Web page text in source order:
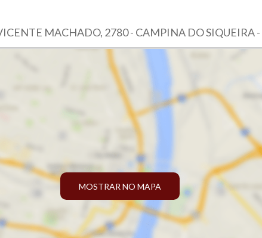
MACHADO, 2780 - CAMPINA DO SIQUEIRA
MOSTRAR NO MAPA